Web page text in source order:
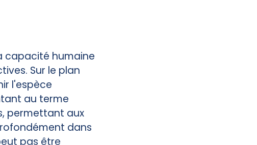
capacité humaine
Sur le plan
l'espèce
au terme
permettant aux
dans
pas être